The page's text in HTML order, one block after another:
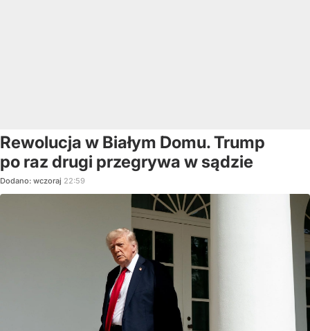
Rewolucja w Białym Domu. Trump
po raz drugi przegrywa w sądzie
Dodano: wczoraj 22:59